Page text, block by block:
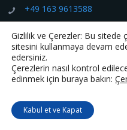
+49 163 9613588
ysm@ysm.com.tr
© 2007 - 2026 YSM
Gizlilik ve Çerezler: Bu sitede
sitesini kullanmaya devam
edersiniz.
Çerezlerin nasıl kontrol
edinmek için buraya bakın:
Kabul et ve Kapat